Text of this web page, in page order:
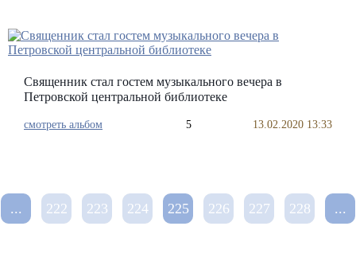
Священник стал гостем музыкального вечера в
Петровской центральной библиотеке
смотреть альбом 5 13.02.2020 13:33
... 222 223 224 225 226 227 228 ...